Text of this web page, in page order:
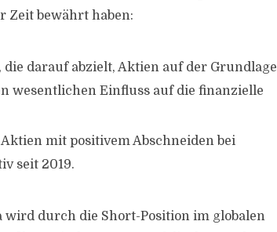
Zeit bewährt haben:
die darauf abzielt, Aktien auf der Grundlage
wesentlichen Einfluss auf die finanzielle
mit positivem Abschneiden bei
seit 2019.
wird durch die Short-Position im globalen